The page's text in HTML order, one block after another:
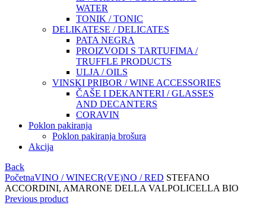
WATER
TONIK / TONIC
DELIKATESE / DELICATES
PATA NEGRA
PROIZVODI S TARTUFIMA /
TRUFFLE PRODUCTS
ULJA / OILS
VINSKI PRIBOR / WINE ACCESSORIES
ČAŠE I DEKANTERI / GLASSES
AND DECANTERS
CORAVIN
Poklon pakiranja
Poklon pakiranja brošura
Akcija
Back
PočetnaVINO / WINECR(VE)NO / RED STEFANO
ACCORDINI, AMARONE DELLA VALPOLICELLA BIO
Previous product